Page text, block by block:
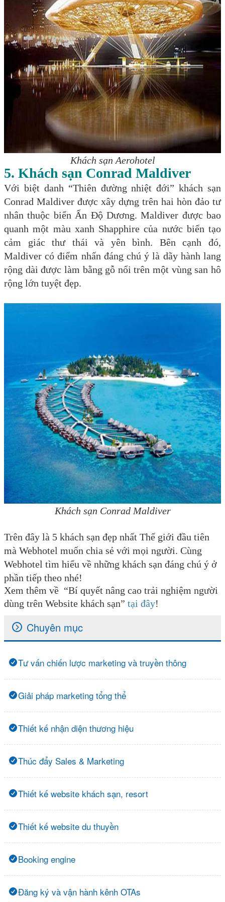
Khách sạn Aerohotel
5. Khách sạn Conrad Maldiver
Với biệt danh “Thiên đường nhiệt đới” khách sạn
Conrad Maldiver được xây dựng trên hai hòn đảo tư
nhân thuộc biển Ấn Độ Dương. Maldiver được bao
quanh một màu xanh Shapphire của nước biển tạo
cảm giác thư thái và yên bình. Bên cạnh đó,
Maldiver có điểm nhấn đáng chú ý là dãy hành lang
rộng dài được làm bằng gỗ nổi trên một vùng san hô
rộng lớn tuyệt đẹp.
Khách sạn Conrad Maldiver
Trên đây là 5 khách sạn đẹp nhất Thế giới đầu tiên
mà Webhotel muốn chia sẻ với mọi người. Cùng
Webhotel tìm hiểu về những khách sạn đáng chú ý ở
phần tiếp theo nhé!
Xem thêm về “Bí quyết nâng cao trải nghiệm người
dùng trên Website khách sạn” tại đây!
Chuyên mục
Tư vấn chiến lược marketing và truyền thông
Giải pháp marketing tổng thể
Thiết kế nhận diện thương hiệu
Thúc đẩy Sales & Marketing
Thiết kế website khách sạn, resort
Thiết kế website du thuyền
Booking engine
Đăng ký và vận hành kênh OTAs